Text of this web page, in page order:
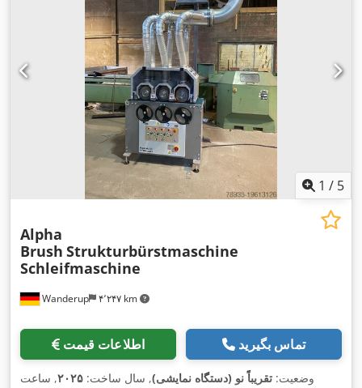
1 / 5
Wanderup ۴٬۲۴۷ km
Alpha
Brush Strukturbürstmaschine
Schleifmaschine
اطلاعات قیمت تماس بگیرید
وضعیت: تقریباً نو (دستگاه نمایشی), سال ساخت: ۲۰۲۵, ساعت